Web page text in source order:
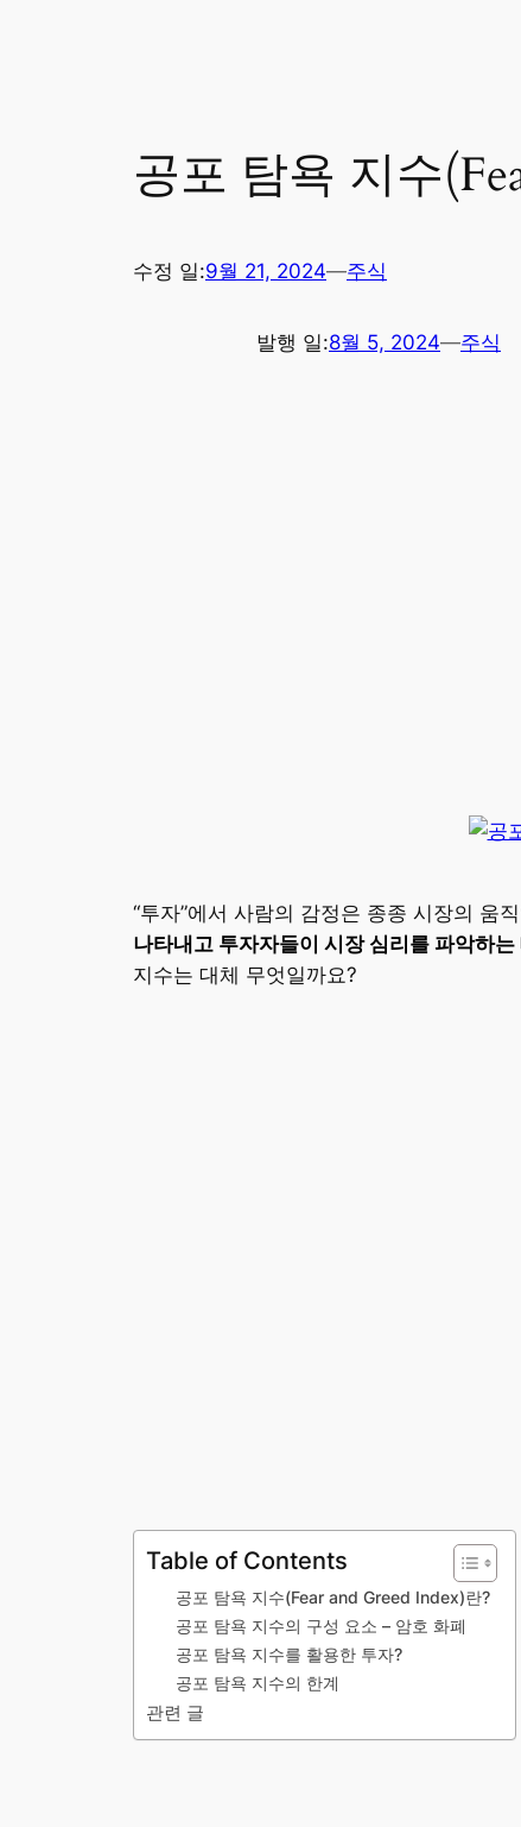
공포 탐욕 지수
수정 일:9월 21, 2024—주식
발행 일:8월 5, 2024—주식
“투자”에서 사람의 감정은 종종 시장의 움
나타내고 투자자들이 시장 심리를 파악하
지수는 대체 무엇일까요?
Table of Contents
공포 탐욕 지수(Fear and Greed Index)란?
공포 탐욕 지수의 구성 요소 – 암호 화폐
공포 탐욕 지수를 활용한 투자?
공포 탐욕 지수의 한계
관련 글